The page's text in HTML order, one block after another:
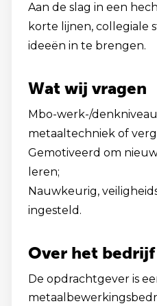
Aan de slag in een
korte lijnen, collegiale
ideeën in te brengen.
Wat wij vragen
Mbo-werk-/
metaaltechniek of
Gemotiveerd om
leren;
Nauwkeurig,
ingesteld.
Over het bedrijf
De opdrachtgever is